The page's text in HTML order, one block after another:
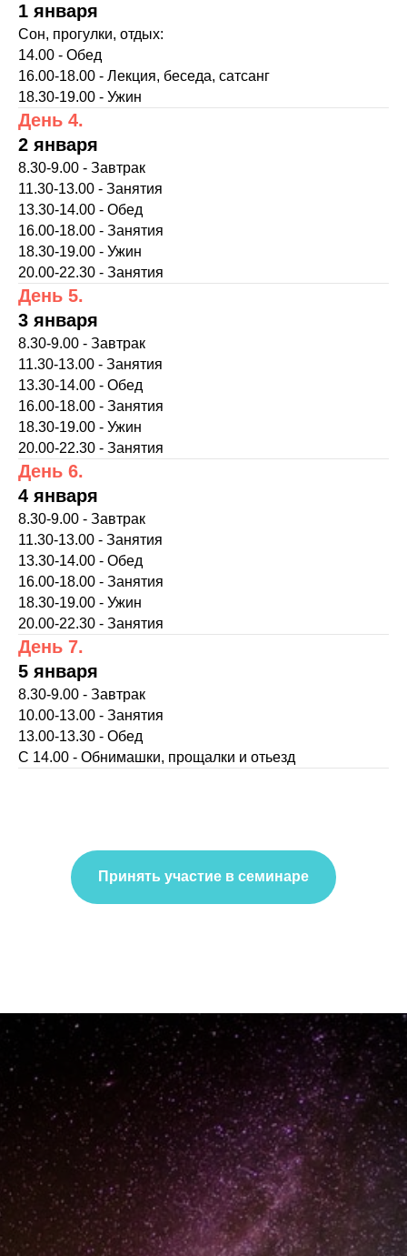
1 января
Сон, прогулки, отдых:
14.00 - Обед
16.00-18.00 - Лекция, беседа, сатсанг
18.30-19.00 - Ужин
День 4.
2 января
8.30-9.00 - Завтрак
11.30-13.00 - Занятия
13.30-14.00 - Обед
16.00-18.00 - Занятия
18.30-19.00 - Ужин
20.00-22.30 - Занятия
День 5.
3 января
8.30-9.00 - Завтрак
11.30-13.00 - Занятия
13.30-14.00 - Обед
16.00-18.00 - Занятия
18.30-19.00 - Ужин
20.00-22.30 - Занятия
День 6.
4 января
8.30-9.00 - Завтрак
11.30-13.00 - Занятия
13.30-14.00 - Обед
16.00-18.00 - Занятия
18.30-19.00 - Ужин
20.00-22.30 - Занятия
День 7.
5 января
8.30-9.00 - Завтрак
10.00-13.00 - Занятия
13.00-13.30 - Обед
С 14.00 - Обнимашки, прощалки и отьезд
Принять участие в семинаре